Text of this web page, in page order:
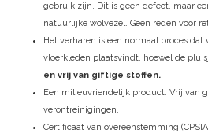
gebruik zijn. Dit is geen defect, maar
natuurlijke wolvezel. Geen reden voor
Het verharen is een normaal proces
vloerkleden plaatsvindt, hoewel de
en vrij van giftige stoffen.
Een milieuvriendelijk product. Vrij van
verontreinigingen.
Certificaat van overeenstemming